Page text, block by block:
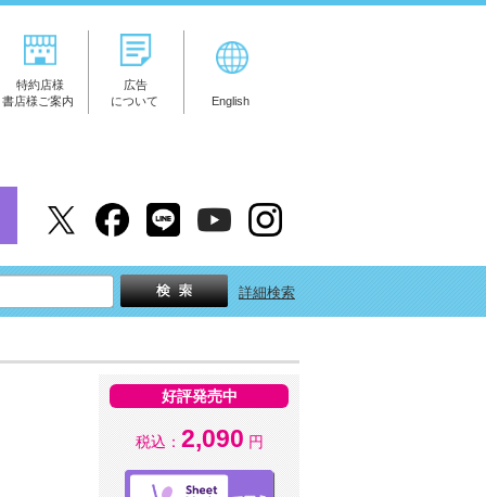
特約店様
書店様ご案内
広告
について
English
詳細検索
好評発売中
税込： 2,090 円